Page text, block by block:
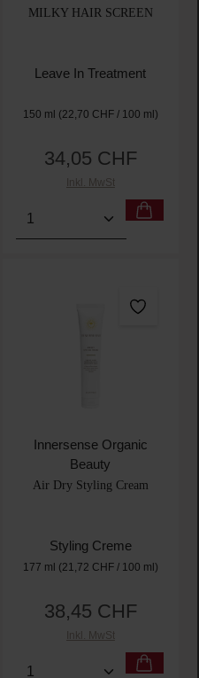
gewünschten Wert ein
MILKY HAIR SCREEN
Leave In Treatment
150 ml (22,70 CHF / 100 ml)
Regulärer Preis:
34,05 CHF
Inkl. MwSt
Produkt Anzahl: Gib
gewünschten Wert ein
Innersense Organic
Beauty
Air Dry Styling Cream
Styling Creme
177 ml (21,72 CHF / 100 ml)
Regulärer Preis:
38,45 CHF
Inkl. MwSt
Produkt Anzahl: Gib